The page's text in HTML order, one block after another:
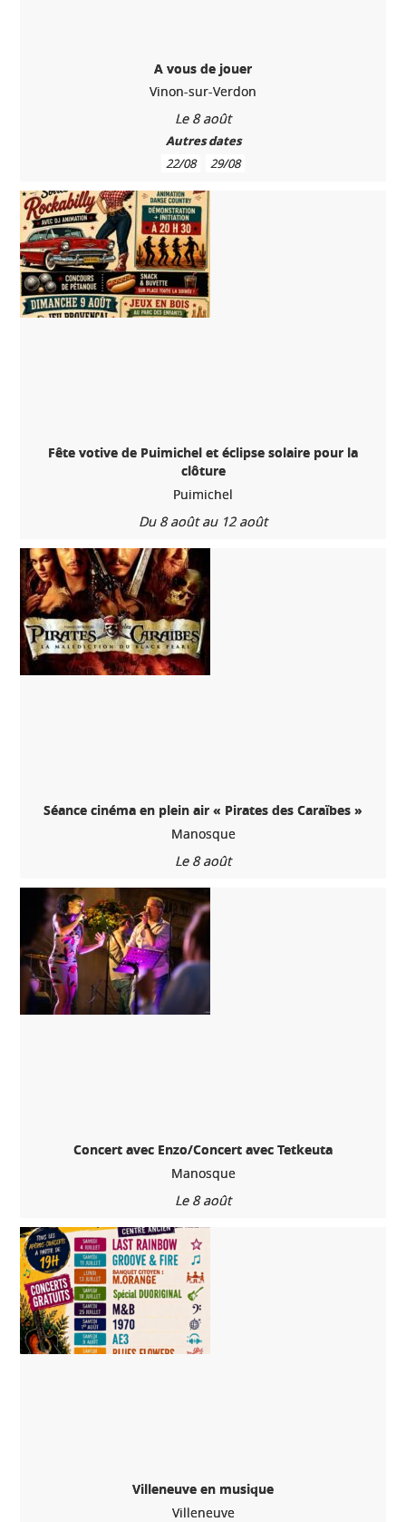
A vous de jouer
Vinon-sur-Verdon
Le 8 août
Autres dates
22/08
29/08
Fête votive de Puimichel et éclipse solaire pour la
clôture
Puimichel
Du 8 août au 12 août
Séance cinéma en plein air « Pirates des Caraïbes »
Manosque
Le 8 août
Concert avec Enzo/Concert avec Tetkeuta
Manosque
Le 8 août
Villeneuve en musique
Villeneuve